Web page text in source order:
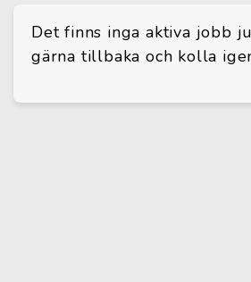
Det finns inga aktiva jobb
gärna tillbaka och kolla